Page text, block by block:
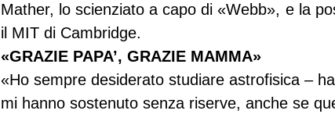
Mather, lo scienziato a capo di «Webb», e la
il MIT di Cambridge.
«GRAZIE PAPA’, GRAZIE MAMMA»
«Ho sempre desiderato studiare astrofisica –
mi hanno sostenuto senza riserve, anche se